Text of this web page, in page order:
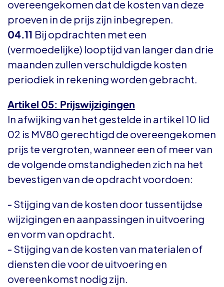
overeengekomen dat de kosten van deze
proeven in de prijs zijn inbegrepen.
04.11 Bij opdrachten met een
(vermoedelijke) looptijd van langer dan drie
maanden zullen verschuldigde kosten
periodiek in rekening worden gebracht.
Artikel 05: Prijswijzigingen
In afwijking van het gestelde in artikel 10 lid
02 is MV80 gerechtigd de overeengekomen
prijs te vergroten, wanneer een of meer van
de volgende omstandigheden zich na het
bevestigen van de opdracht voordoen:
- Stijging van de kosten door tussentijdse
wijzigingen en aanpassingen in uitvoering
en vorm van opdracht.
- Stijging van de kosten van materialen of
diensten die voor de uitvoering en
overeenkomst nodig zijn.